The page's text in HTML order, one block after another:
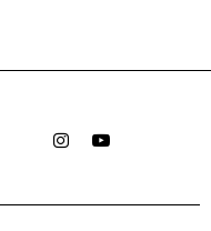
InstagramYouTube